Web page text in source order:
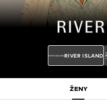
RIVER ISLAND
ŽENY